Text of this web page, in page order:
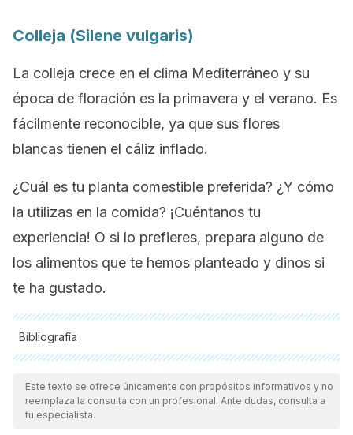
Colleja (Silene vulgaris)
La colleja crece en el clima Mediterráneo y su
época de floración es la primavera y el verano. Es
fácilmente reconocible, ya que sus flores
blancas tienen el cáliz inflado.
¿Cuál es tu planta comestible preferida? ¿Y cómo
la utilizas en la comida? ¡Cuéntanos tu
experiencia! O si lo prefieres, prepara alguno de
los alimentos que te hemos planteado y dinos si
te ha gustado.
Bibliografía
Todas las fuentes citadas fueron revisadas a profundidad por
nuestro equipo, para asegurar su calidad, confiabilidad,
vigencia y validez.La bibliografía de este artículo fue
Este texto se ofrece únicamente con propósitos informativos y no
reemplaza la consulta con un profesional. Ante dudas, consulta a
tu especialista.